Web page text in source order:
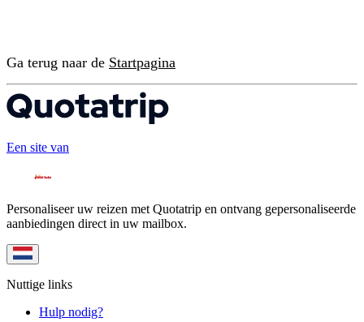
Ga terug naar de Startpagina
Een site van
Personaliseer uw reizen met Quotatrip en ontvang gepersonaliseerde
aanbiedingen direct in uw mailbox.
Nuttige links
Hulp nodig?